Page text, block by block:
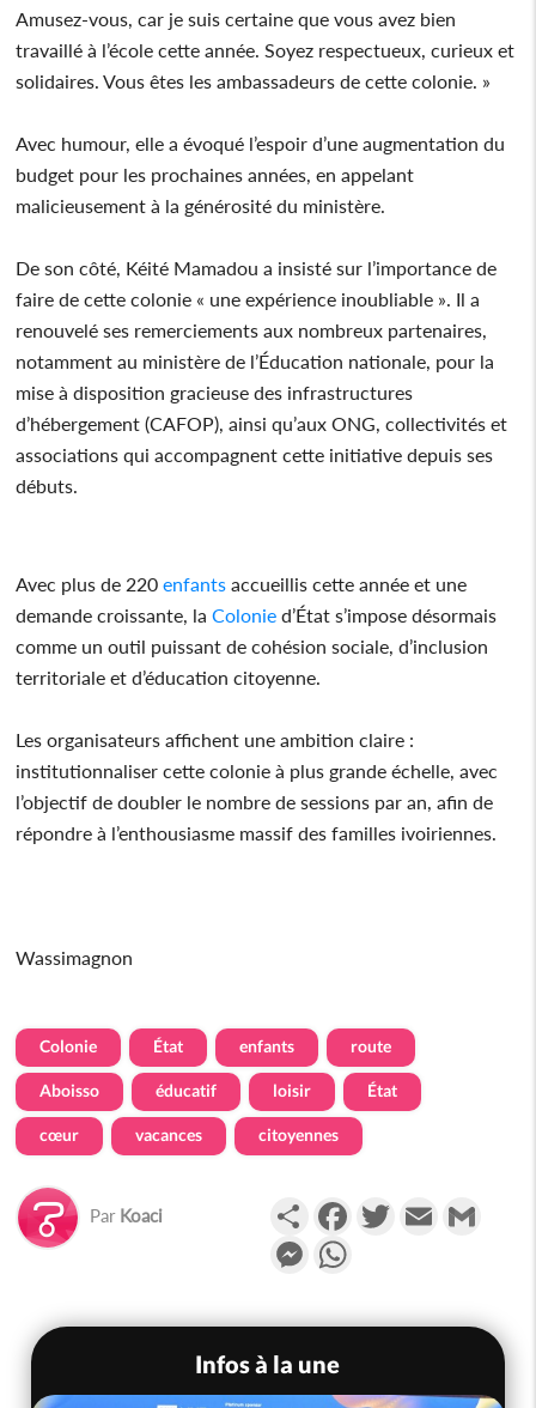
Amusez-vous, car je suis certaine que vous avez bien
travaillé à l’école cette année. Soyez respectueux, curieux et
solidaires. Vous êtes les ambassadeurs de cette colonie. »
Avec humour, elle a évoqué l’espoir d’une augmentation du
budget pour les prochaines années, en appelant
malicieusement à la générosité du ministère.
De son côté, Kéité Mamadou a insisté sur l’importance de
faire de cette colonie « une expérience inoubliable ». Il a
renouvelé ses remerciements aux nombreux partenaires,
notamment au ministère de l’Éducation nationale, pour la
mise à disposition gracieuse des infrastructures
d’hébergement (CAFOP), ainsi qu’aux ONG, collectivités et
associations qui accompagnent cette initiative depuis ses
débuts.
Avec plus de 220 enfants accueillis cette année et une
demande croissante, laColonie d’État s’impose désormais
comme un outil puissant de cohésion sociale, d’inclusion
territoriale et d’éducation citoyenne.
Les organisateurs affichent une ambition claire :
institutionnaliser cette colonie à plus grande échelle, avec
l’objectif de doubler le nombre de sessions par an, afin de
répondre à l’enthousiasme massif des familles ivoiriennes.
Wassimagnon
Colonie État enfants route
Aboisso éducatif loisir État
cœur vacances citoyennes
Par Koaci PartagerFacebookTwitterEmail
Messenger
Infos à la une